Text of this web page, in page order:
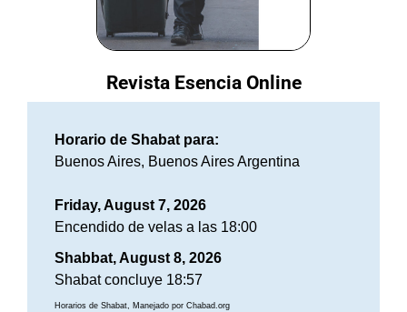
Revista Esencia Online
Horario de Shabat para:
Buenos Aires, Buenos Aires Argentina
Friday, August 7, 2026
Encendido de velas a las 18:00
Shabbat, August 8, 2026
Shabat concluye 18:57
Horarios de Shabat, Manejado por Chabad.org